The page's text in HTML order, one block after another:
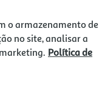
o armazenamento de
no site, analisar a
Política de